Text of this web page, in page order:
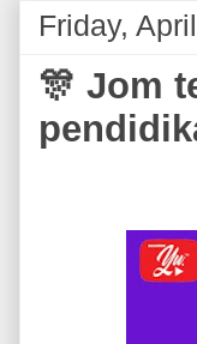
Friday,
🎊 Jom